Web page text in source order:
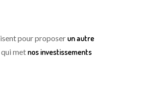
pour proposer un autre
qui met nos investissements